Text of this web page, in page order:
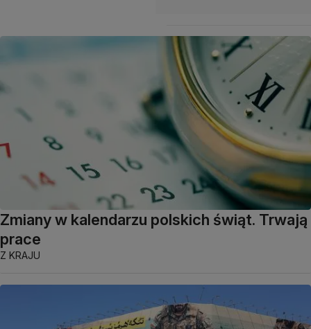
Zmiany w kalendarzu polskich świąt. Trwają
prace
Z KRAJU